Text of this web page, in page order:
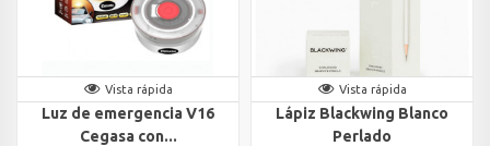
Vista rápida
Luz de emergencia V16
Cegasa con...
Vista rápida
Lápiz Blackwing Blanco
Perlado